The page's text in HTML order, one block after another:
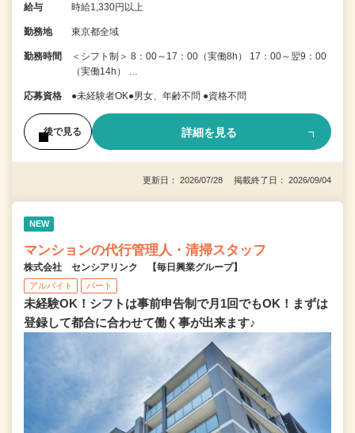
給与 時給1,330円以上
勤務地 東京都全域
勤務時間
＜シフト制＞ 8：00～17：00（実働8h） 17：00～翌9：00
（実働14h） …
応募資格 ●未経験者OK●男女、年齢不問 ●資格不問
後で見る 詳細を見る
更新日： 2026/07/28 掲載終了日： 2026/09/04
NEW
マンションの代行管理人・清掃スタッフ
株式会社 センシアリンク 【毎日興業グループ】
アルバイト パート
未経験OK！シフトは事前申告制で月1回でもOK！まずは
登録して都合に合わせて働く事が出来ます♪